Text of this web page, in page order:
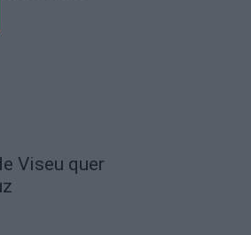
Viseu quer